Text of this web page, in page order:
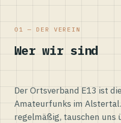
01 — DER VEREIN
Wer wir sind
Der Ortsverband E13 ist
Amateurfunks im
regelmäßig, tauschen uns